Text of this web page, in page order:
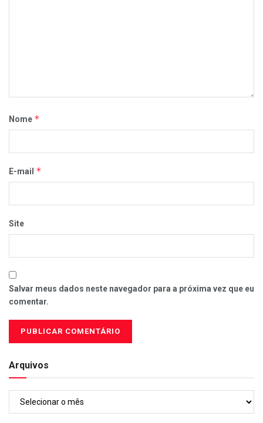
Nome *
E-mail *
Site
Salvar meus dados neste navegador para a próxima vez que eu
comentar.
Arquivos
Arquivos